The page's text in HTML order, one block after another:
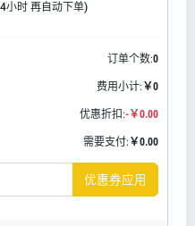
小时 再自动下单)
订单个数:0
费用小计: ￥0
优惠折扣:-￥0.00
需要支付: ￥0.00
优惠券应用